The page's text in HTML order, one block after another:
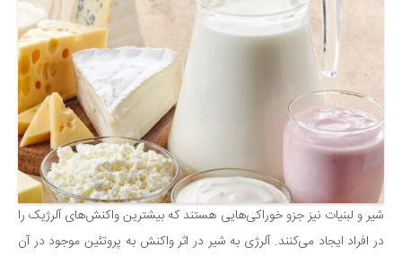
شیر و لبنیات نیز جزو خوراکی‌هایی هستند که بیشترین واکنش‌های آلرژیک را
در افراد ایجاد می‌کنند. آلرژی به شیر در اثر واکنش به پروتئین موجود در آن